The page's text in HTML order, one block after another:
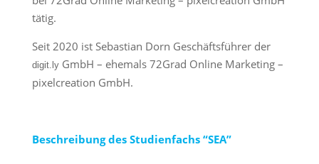
tätig.
Seit 2020 ist Sebastian Dorn Geschäftsführer der
digit.ly GmbH – ehemals 72Grad Online Marketing –
pixelcreation GmbH.
Beschreibung des Studienfachs “SEA”